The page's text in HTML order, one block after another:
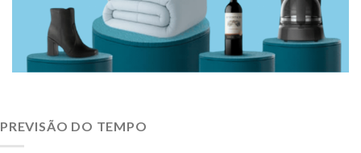
PREVISÃO DO TEMPO